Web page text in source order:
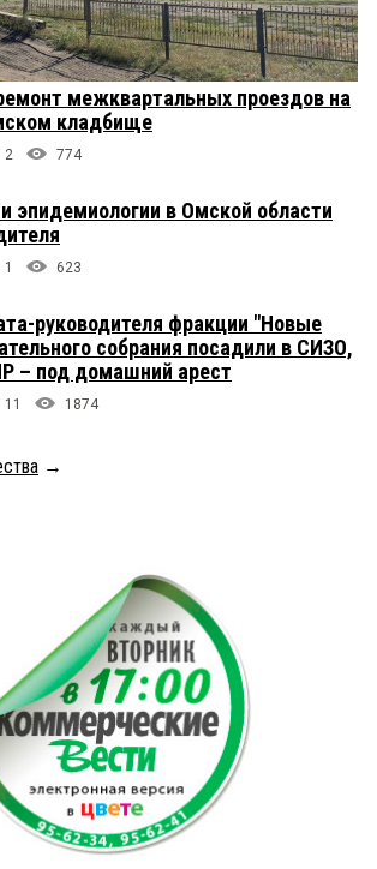
межквартальных проездов на
кладбище
2 774
эпидемиологии в Омской области
1 623
руководителя фракции "Новые
собрания посадили в СИЗО,
– под домашний арест
11 1874
→